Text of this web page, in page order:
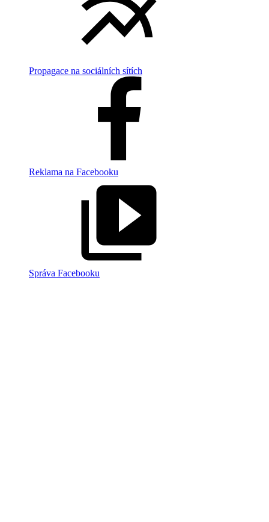
Propagace na sociálních sítích
Reklama na Facebooku
Správa Facebooku